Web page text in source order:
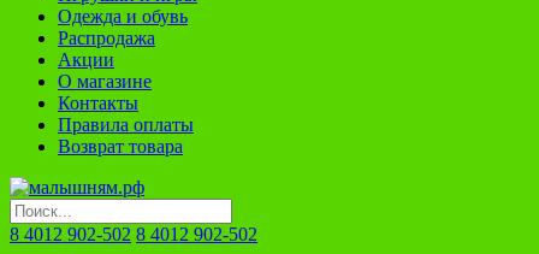
Одежда и обувь
Распродажа
Акции
О магазине
Контакты
Правила оплаты
Возврат товара
8 4012 902-502 8 4012 902-502